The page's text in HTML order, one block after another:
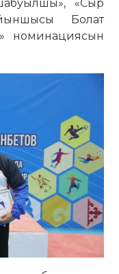
«Сыр
Болат
номинациясын